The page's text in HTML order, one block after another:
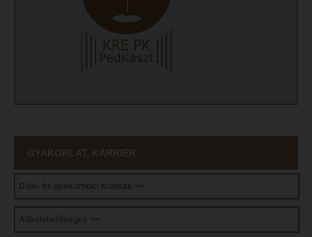
GYAKORLAT, KARRIER
Diák- és gyakornoki munkák >>
Álláslehetőségek >>